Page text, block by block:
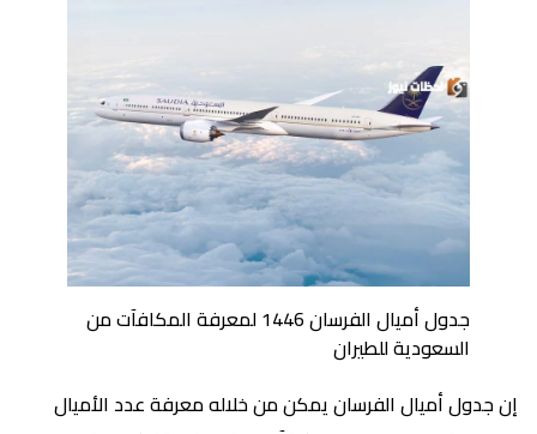
جدول أميال الفرسان 1446 لمعرفة المكافآت من
السعودية للطيران
إن جدول أميال الفرسان يمكن من خلاله معرفة عدد الأميال